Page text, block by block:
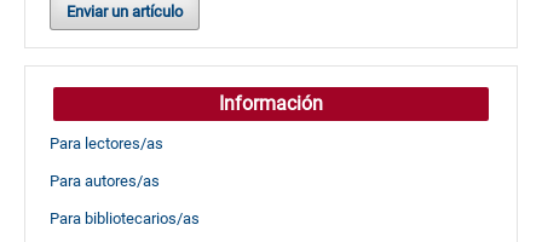
Enviar un artículo
Información
Para lectores/as
Para autores/as
Para bibliotecarios/as